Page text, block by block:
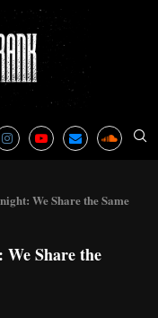
We Share the Same
Share the